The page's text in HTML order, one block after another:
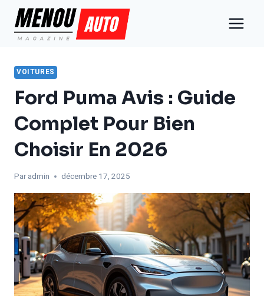
Aller
contenu
VOITURES
Ford Puma Avis : Guide
Complet Pour Bien
Choisir En 2026
Par admin décembre 17, 2025